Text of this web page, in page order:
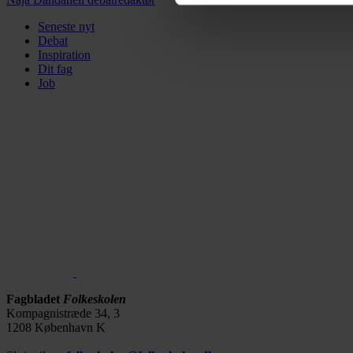
Dine valg anvendes på alle
Seneste nyt
Debat
Inspiration
Dit fag
Job
Fagbladet Folkeskolen
Kompagnistræde 34, 3
1208 København K